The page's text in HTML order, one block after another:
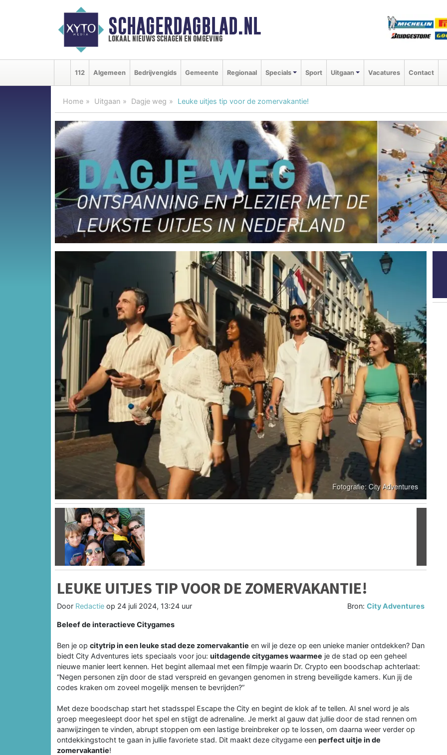
SCHAGERDAGBLAD.NL
lokaal nieuws schagen en omgeving
112 Algemeen Bedrijvengids Gemeente Regionaal Specials Sport Uitgaan Vacatures Contact
Home Uitgaan Dagje weg Leuke uitjes tip voor de zomervakantie!
Vorige
LEUKE UITJES TIP VOOR DE ZOMERVAKANTIE!
Door Redactie op 24 juli 2024, 13:24 uur Bron:City Adventures
Beleef de interactieve Citygames
Ben je op citytrip in een leuke stad deze zomervakantie en wil je deze op een unieke manier ontdekken? Dan
biedt City Adventures iets speciaals voor jou: uitdagende citygames waarmee je de stad op een geheel
nieuwe manier leert kennen. Het begint allemaal met een filmpje waarin Dr. Crypto een boodschap achterlaat:
“Negen personen zijn door de stad verspreid en gevangen genomen in streng beveiligde kamers. Kun jij de
codes kraken om zoveel mogelijk mensen te bevrijden?”
Met deze boodschap start het stadsspel Escape the City en begint de klok af te tellen. Al snel word je als
groep meegesleept door het spel en stijgt de adrenaline. Je merkt al gauw dat jullie door de stad rennen om
aanwijzingen te vinden, abrupt stoppen om een lastige breinbreker op te lossen, om daarna weer verder op
ontdekkingstocht te gaan in jullie favoriete stad. Dit maakt deze citygame een perfect uitje in de
zomervakantie!